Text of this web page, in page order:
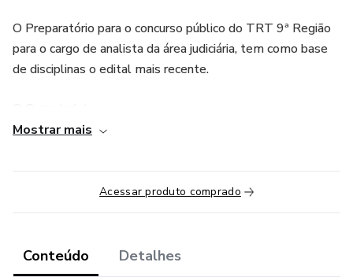
O Preparatório para o concurso público do TRT 9ª Região
para o cargo de analista da área judiciária, tem como base
de disciplinas o edital mais recente.
• Vídeo aulas de todos os temas com os principais
• Método Facilita (para melhor aprendizagem do
Mostrar mais
Acessar produto comprado
Conteúdo Detalhes